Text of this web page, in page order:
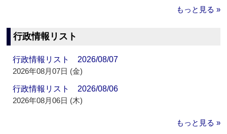
もっと見る »
行政情報リスト
行政情報リスト 2026/08/07
2026年08月07日 (金)
行政情報リスト 2026/08/06
2026年08月06日 (木)
もっと見る »